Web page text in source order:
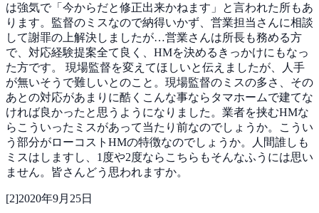
は強気で「今からだと修正出来かねます」と言われた所もあ
ります。監督のミスなので納得いかず、営業担当さんに相談
して謝罪の上解決しましたが…営業さんは所長も務める方
で、対応経験提案全て良く、HMを決めるきっかけにもなっ
た方です。 現場監督を変えてほしいと伝えましたが、人手
が無いそうで難しいとのこと。現場監督のミスの多さ、その
あとの対応があまりに酷くこんな事ならタマホームで建てな
ければ良かったと思うようになりました。業者を挟むHMな
らこういったミスがあって当たり前なのでしょうか。こうい
う部分がローコストHMの特徴なのでしょうか。人間誰しも
ミスはしますし、1度や2度ならこちらもそんなふうには思い
ません。皆さんどう思われますか。
[2]2020年9月25日